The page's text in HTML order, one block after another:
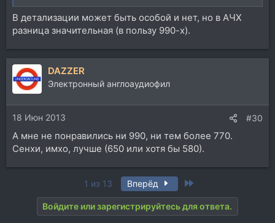
В детализации может быть особой и нет, но в АЧХ
разница значительная (в пользу 990-х).
DAZZER
Электронный англоаудиофил
18 Июн 2013 #30
А мне не понравились ни 990, ни тем более 770.
Сенхи, имхо, лучше (650 или хотя бы 580).
1 из 13 Вперёд
Войдите или зарегистрируйтесь для ответа.